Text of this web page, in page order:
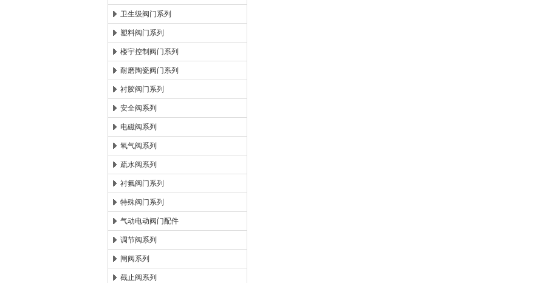
卫生级阀门系列
塑料阀门系列
楼宇控制阀门系列
耐磨陶瓷阀门系列
衬胶阀门系列
安全阀系列
电磁阀系列
氧气阀系列
疏水阀系列
衬氟阀门系列
特殊阀门系列
气动电动阀门配件
调节阀系列
闸阀系列
截止阀系列